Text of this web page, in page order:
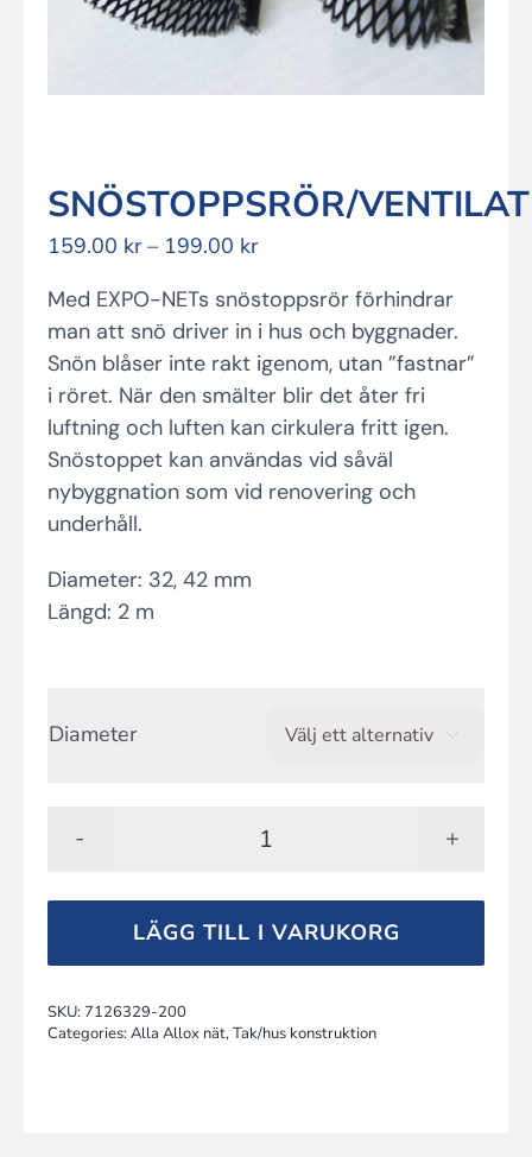
SNÖSTOPPSRÖR/
159.00 kr – 199.00 krPrisintervall:
till
199.00 kr
Med EXPO-NETs snöstoppsrör förhindrar
man att snö driver in i hus och byggnader.
Snön blåser inte rakt igenom, utan ”fastnar”
i röret. När den smälter blir det åter fri
luftning och luften kan cirkulera fritt igen.
Snöstoppet kan användas vid såväl
nybyggnation som vid renovering och
underhåll.
Diameter: 32, 42 mm
Längd: 2 m
Diameter
Snöstoppsrör/
LÄGG TILL I VARUKORG
SKU: 7126329-200
Categories:Alla Allox nät,Tak/hus konstruktion